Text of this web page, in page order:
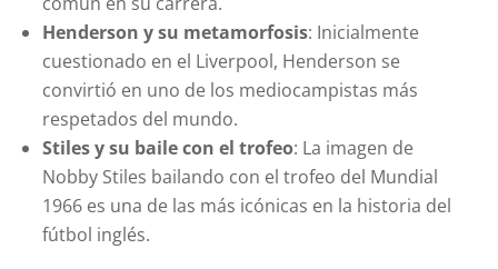
Henderson y su metamorfosis: Inicialmente
cuestionado en el Liverpool, Henderson se
convirtió en uno de los mediocampistas más
respetados del mundo.
Stiles y su baile con el trofeo: La imagen de
Nobby Stiles bailando con el trofeo del Mundial
1966 es una de las más icónicas en la historia del
fútbol inglés.